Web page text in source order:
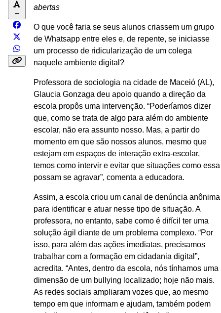
–
abertas
O que você faria se seus alunos criassem um grupo
de Whatsapp entre eles e, de repente, se iniciasse
um processo de ridicularização de um colega
naquele ambiente digital?
Professora de sociologia na cidade de Maceió (AL),
Glaucia Gonzaga deu apoio quando a direção da
escola propôs uma intervenção. “Poderíamos dizer
que, como se trata de algo para além do ambiente
escolar, não era assunto nosso. Mas, a partir do
momento em que são nossos alunos, mesmo que
estejam em espaços de interação extra-escolar,
temos como intervir e evitar que situações como essa
possam se agravar”, comenta a educadora.
Assim, a escola criou um canal de denúncia anônima
para identificar e atuar nesse tipo de situação. A
professora, no entanto, sabe como é difícil ter uma
solução ágil diante de um problema complexo. “Por
isso, para além das ações imediatas, precisamos
trabalhar com a formação em cidadania digital”,
acredita. “Antes, dentro da escola, nós tínhamos uma
dimensão de um bullying localizado; hoje não mais.
As redes sociais ampliaram vozes que, ao mesmo
tempo em que informam e ajudam, também podem